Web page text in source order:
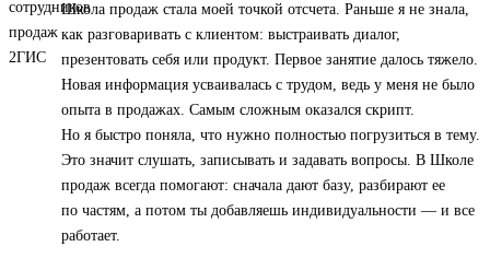
Школа продаж стала моей точкой отсчета. Раньше я не знала,
как разговаривать с клиентом: выстраивать диалог,
презентовать себя или продукт. Первое занятие далось тяжело.
Новая информация усваивалась с трудом, ведь у меня не было
опыта в продажах. Самым сложным оказался скрипт.
Но я быстро поняла, что нужно полностью погрузиться в тему.
Это значит слушать, записывать и задавать вопросы. В Школе
продаж всегда помогают: сначала дают базу, разбирают ее
по частям, а потом ты добавляешь индивидуальности — и все
работает.